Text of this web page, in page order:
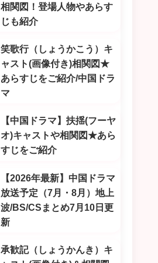
相関図！登場人物やあらす
じも紹介
笑歌行（しょうかこう）キ
ャスト(画像付き)相関図★
あらすじをご紹介/中国ドラ
マ
【中国ドラマ】扶揺(フーヤ
オ)キャストや相関図★あら
すじをご紹介
【2026年最新】中国ドラマ
放送予定（7月・8月）地上
波/BS/CSまとめ7月10日更
新
承歓記（しょうかんき）キ